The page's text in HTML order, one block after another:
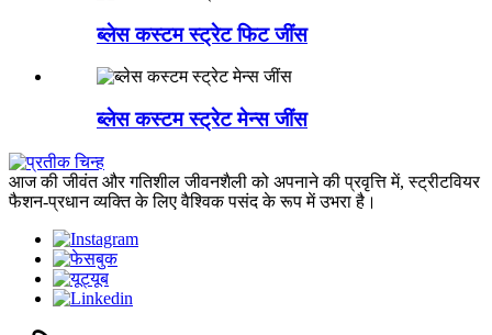
ब्लेस कस्टम स्ट्रेट फिट जींस
ब्लेस कस्टम स्ट्रेट मेन्स जींस
आज की जीवंत और गतिशील जीवनशैली को अपनाने की प्रवृत्ति में, स्ट्रीटवियर
फैशन-प्रधान व्यक्ति के लिए वैश्विक पसंद के रूप में उभरा है।